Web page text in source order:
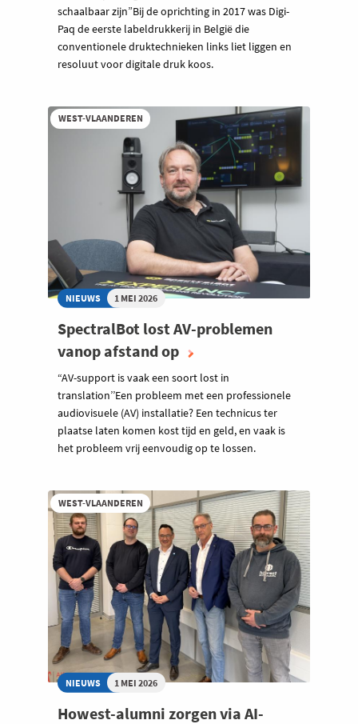
schaalbaar zijn”Bij de oprichting in 2017 was Digi-
Paq de eerste labeldrukkerij in België die
conventionele druktechnieken links liet liggen en
resoluut voor digitale druk koos.
WEST-VLAANDEREN
NIEUWS 1 MEI 2026
SpectralBot lost AV-problemen
vanop afstand op
“AV-support is vaak een soort lost in
translation’’Een probleem met een professionele
audiovisuele (AV) installatie? Een technicus ter
plaatse laten komen kost tijd en geld, en vaak is
het probleem vrij eenvoudig op te lossen.
WEST-VLAANDEREN
NIEUWS 1 MEI 2026
Howest-alumni zorgen via AI-